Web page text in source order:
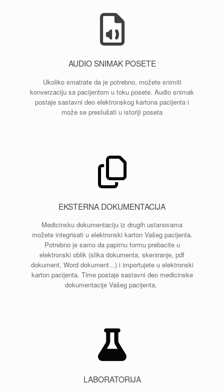
AUDIO SNIMAK POSETE
Ukoliko smatrate da je potrebno, možete snimiti
konverzaciju sa pacijentom u toku posete. Audio snimak
postaje sastavni deo elektronskog kartona pacijenta i
može se preslušati u istoriji poseta
EKSTERNA DOKUMENTACIJA
Medicinsku dokumentaciju iz drugih ustanovama
možete integrisati u elektronski karton Vašeg pacijenta.
Potrebno je samo da papirnu formu prebacite u
elektronski oblik (slika dokumenta, skeniranje, pdf
dokument, Word dokument...) i importujete u elektronski
karton pacijenta. Time postaje sastavni deo medicinske
dokumentacije Vašeg pacijenta.
LABORATORIJA